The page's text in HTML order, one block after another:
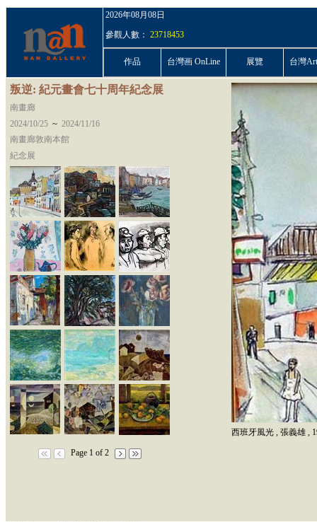
2026年08月08日
參觀人數： 23718453
作品 台灣画 OnLine 展覽 台灣
叛逆: 紀元畫會七十周年紀念展
南畫廊
2024/10/25 ~ 2024/11/16
南畫廊敦南本館
紀念展
Page 1 of 2
西班牙風光 , 張義雄 ,